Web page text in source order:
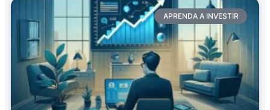
APRENDA A INVESTIR